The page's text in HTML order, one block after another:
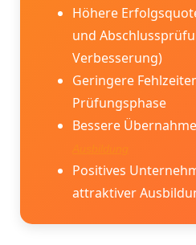
Höhere
und
Verbesserung)
Geringere
Prüfungsphase
Bessere
Positives
attraktiver